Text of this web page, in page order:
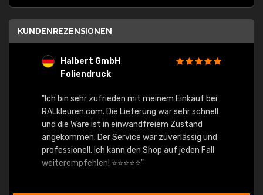
KUNDENREZENSIONEN
Halbert GmbH
Foliendruck
"Ich bin sehr zufrieden mit meinem Einkauf bei
RALkleuren.com. Die Lieferung war sehr schnell
und die Ware ist in einwandfreiem Zustand
angekommen. Der Service war zuverlässig und
professionell. Ich kann den Shop auf jeden Fall
weiterempfehlen! ⭐⭐⭐⭐⭐"